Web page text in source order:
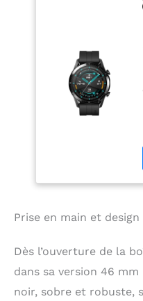
Prise en main et
Dès l’ouverture de la
dans sa version 46
noir, sobre et robuste,